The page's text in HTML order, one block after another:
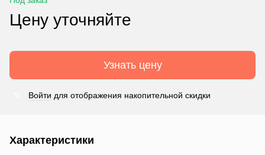
Цену уточняйте
Узнать цену
Войти для отображения накопительной скидки
Характеристики